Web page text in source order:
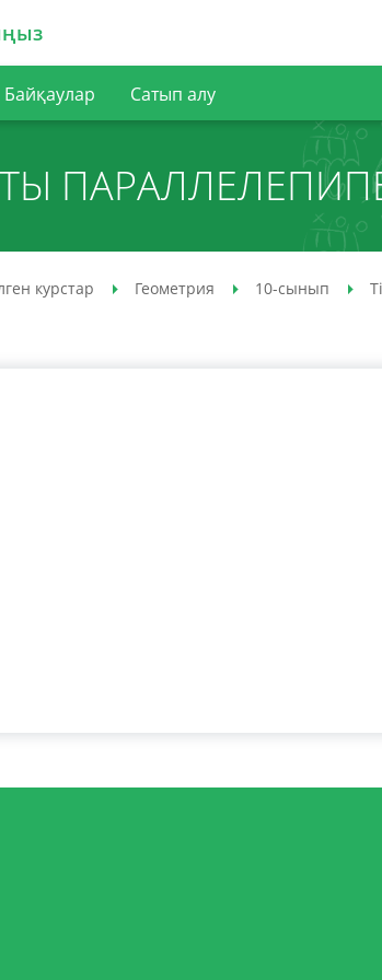
Байқаулар Сатып алу
курстар Геометрия 10-сынып